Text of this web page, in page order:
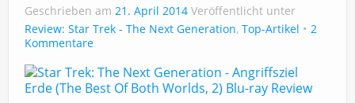
Geschrieben am 21. April 2014 Veröffentlicht unter
Review: Star Trek - The Next Generation, Top-Artikel
2
Kommentare